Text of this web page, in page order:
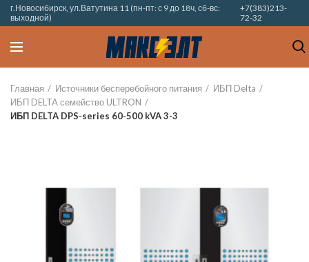
г.Новосибирск, ул.Ватутина 11 (пн-пт: с 9 до 18ч, сб-вс:
выходной)
+7(383)213-
72-32
Главная Источники бесперебойного питания
ИБП Delta
ИБП DELTA семейство ULTRON
ИБП DELTA DPS-series 60-500 kVA 3-3